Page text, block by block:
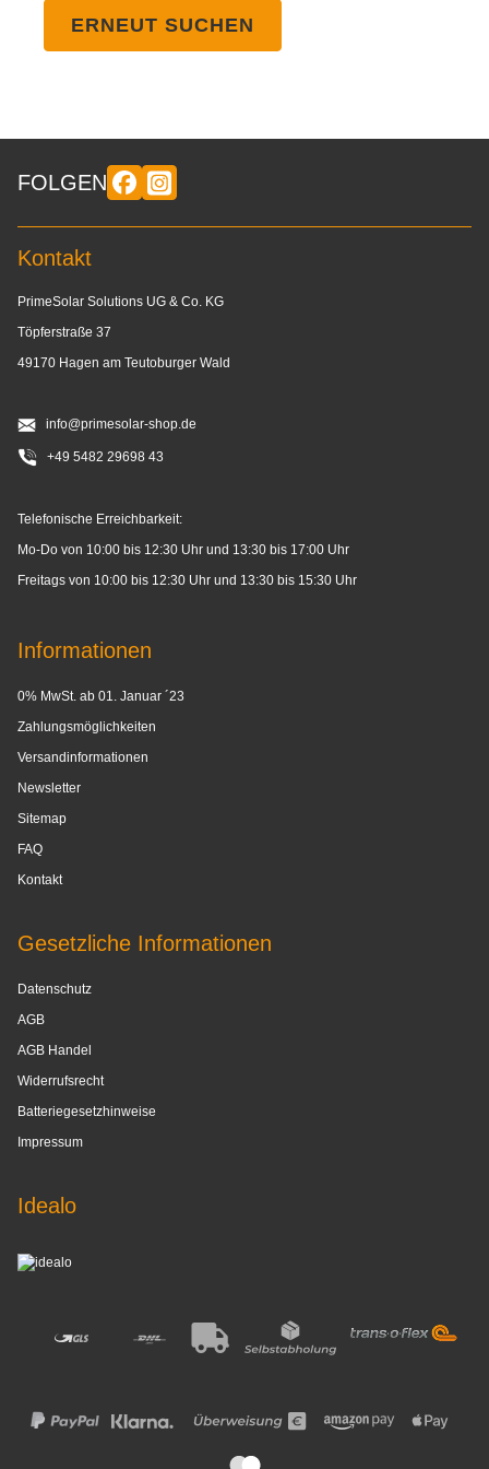
ERNEUT SUCHEN
FOLGEN
Kontakt
PrimeSolar Solutions UG & Co. KG
Töpferstraße 37
49170 Hagen am Teutoburger Wald
info@primesolar-shop.de
+49 5482 29698 43
Telefonische Erreichbarkeit:
Mo-Do von 10:00 bis 12:30 Uhr und 13:30 bis 17:00 Uhr
Freitags von 10:00 bis 12:30 Uhr und 13:30 bis 15:30 Uhr
Informationen
0% MwSt. ab 01. Januar ´23
Zahlungsmöglichkeiten
Versandinformationen
Newsletter
Sitemap
FAQ
Kontakt
Gesetzliche Informationen
Datenschutz
AGB
AGB Handel
Widerrufsrecht
Batteriegesetzhinweise
Impressum
Idealo